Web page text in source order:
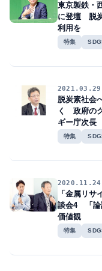
東京製鉄・
に登壇 脱
利用を
特集
2021.03.29
脱炭素社会
く 政府の
ギー庁次長
特集
2020.11.24
「金属リ
談会4 「論
価値観
特集